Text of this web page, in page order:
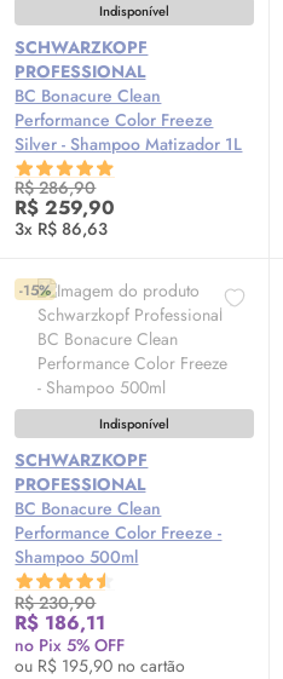
Indisponível
SCHWARZKOPF
PROFESSIONAL
BC Bonacure Clean
Performance Color Freeze
Silver - Shampoo Matizador 1L
R$ 286,90
R$ 259,90
3x R$ 86,63
-15%
Indisponível
SCHWARZKOPF
PROFESSIONAL
BC Bonacure Clean
Performance Color Freeze -
Shampoo 500ml
R$ 230,90
R$ 186,11
no Pix 5% OFF
ou R$ 195,90 no cartão